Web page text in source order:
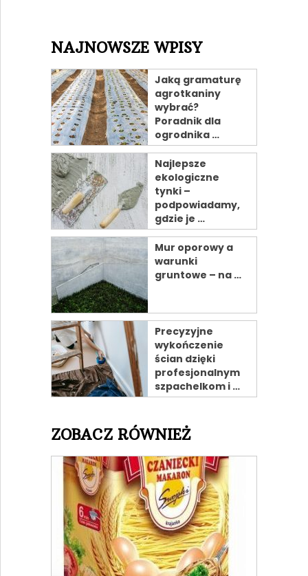
NAJNOWSZE WPISY
Jaką gramaturę
agrotkaniny
wybrać?
Poradnik dla
ogrodnika …
Najlepsze
ekologiczne
tynki –
podpowiadamy,
gdzie je …
Mur oporowy a
warunki
gruntowe – na …
Precyzyjne
wykończenie
ścian dzięki
profesjonalnym
szpachelkom i …
ZOBACZ RÓWNIEŻ